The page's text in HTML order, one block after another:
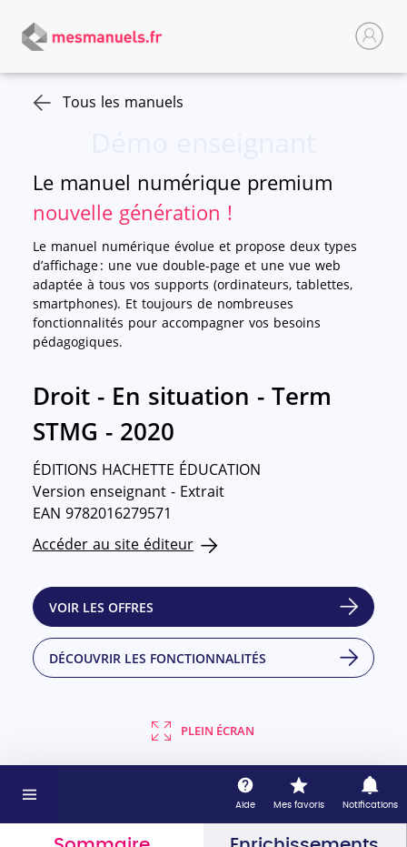
Tous les manuels
Le manuel numérique premium
nouvelle génération !
Le manuel numérique évolue et propose deux types
d’affichage : une vue double-page et une vue web
adaptée à tous vos supports (ordinateurs, tablettes,
smartphones). Et toujours de nombreuses
fonctionnalités pour accompagner vos besoins
pédagogiques.
Droit - En situation - Term
STMG - 2020
ÉDITIONS HACHETTE ÉDUCATION
Version enseignant - Extrait
EAN 9782016279571
Accéder au site éditeur
VOIR LES OFFRES
DÉCOUVRIR LES FONCTIONNALITÉS
PLEIN ÉCRAN